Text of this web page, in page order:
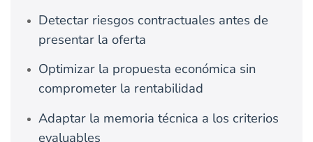
Detectar riesgos contractuales antes de
presentar la oferta
Optimizar la propuesta económica sin
comprometer la rentabilidad
Adaptar la memoria técnica a los criterios
evaluables